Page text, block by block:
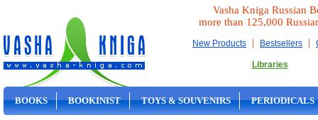
Vasha Kniga Russian
more than 125,000
New Products | Bestsellers |
Libraries
BOOKS BOOKINIST TOYS & SOUVENIRS PERIODICALS